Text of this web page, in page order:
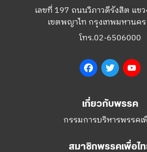
เลขที่ 197 ถนนวิภาวดีรังสิต แข
เขตพญาไท กรุงเทพมหานค
โทร.02-6506000
FacebookTwitter
เกี่ยวกับพรรค
กรรมการบริหารพรรคเ
สมาชิกพรรคเพื่อไ